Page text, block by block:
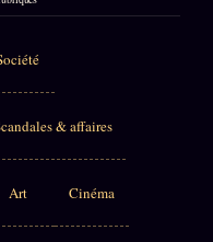
& affaires
Art Cinéma